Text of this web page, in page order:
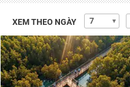
XEM THEO NGÀY